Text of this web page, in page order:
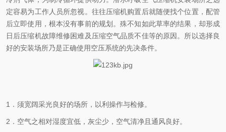
定容易为工作人员所忽视。往往压缩机购置后就随便找个位置，配管
后立即使用，根本没有事前的规划。殊不知如此草率的结果，却形成
日后压缩机故障维修困难及压缩空气品质不佳等的原因。所以选择良
好的安装场所乃是正确使用空压系统的先决条件。
1．须宽阔采光良好的场所，以利操作与检修。
2．空气之相对湿度宜低，灰尘少，空气清净且通风良好。